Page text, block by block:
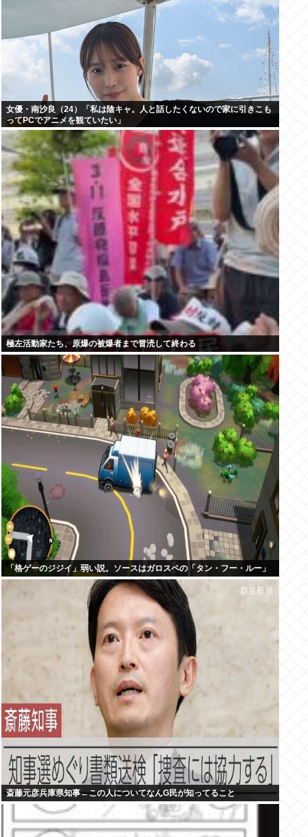
女優・南沙良（24）「私は陰キャ。人と話したくないので家に引きこも
ってPCでアニメを観ていたい」
極左活動家たち、原爆の被爆者まで冒涜して終わる
「格ゲーのジジイ」弱い説。ソースはガロスペの「タン・フー・ルー」
斎藤元彦兵庫県知事←この人についてなんG民が知ってること